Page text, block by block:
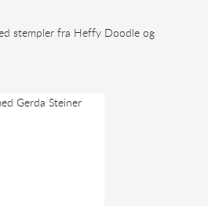
stempler fra Heffy Doodle og